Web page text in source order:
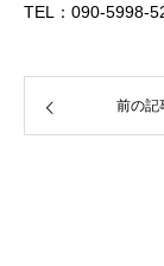
TEL：090-5998-
前の記